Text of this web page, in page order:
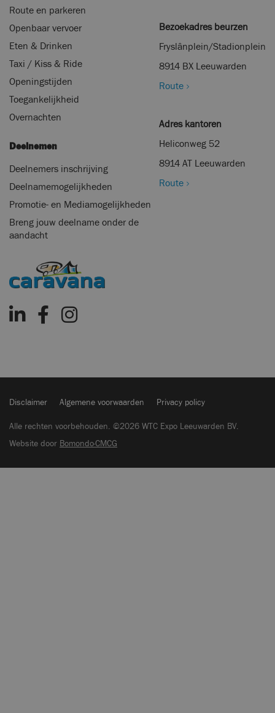
Route en parkeren
Openbaar vervoer
Eten & Drinken
Taxi / Kiss & Ride
Openingstijden
Toegankelijkheid
Overnachten
Deelnemen
Deelnemers inschrijving
Deelnamemogelijkheden
Promotie- en Mediamogelijkheden
Breng jouw deelname onder de
aandacht
Bezoekadres beurzen
Fryslânplein/Stadionplein
8914 BX Leeuwarden
Route
Adres kantoren
Heliconweg 52
8914 AT Leeuwarden
Route
Disclaimer Algemene voorwaarden Privacy policy
Alle rechten voorbehouden. ©2026 WTC Expo Leeuwarden BV.
Website door Bomondo·CMCG